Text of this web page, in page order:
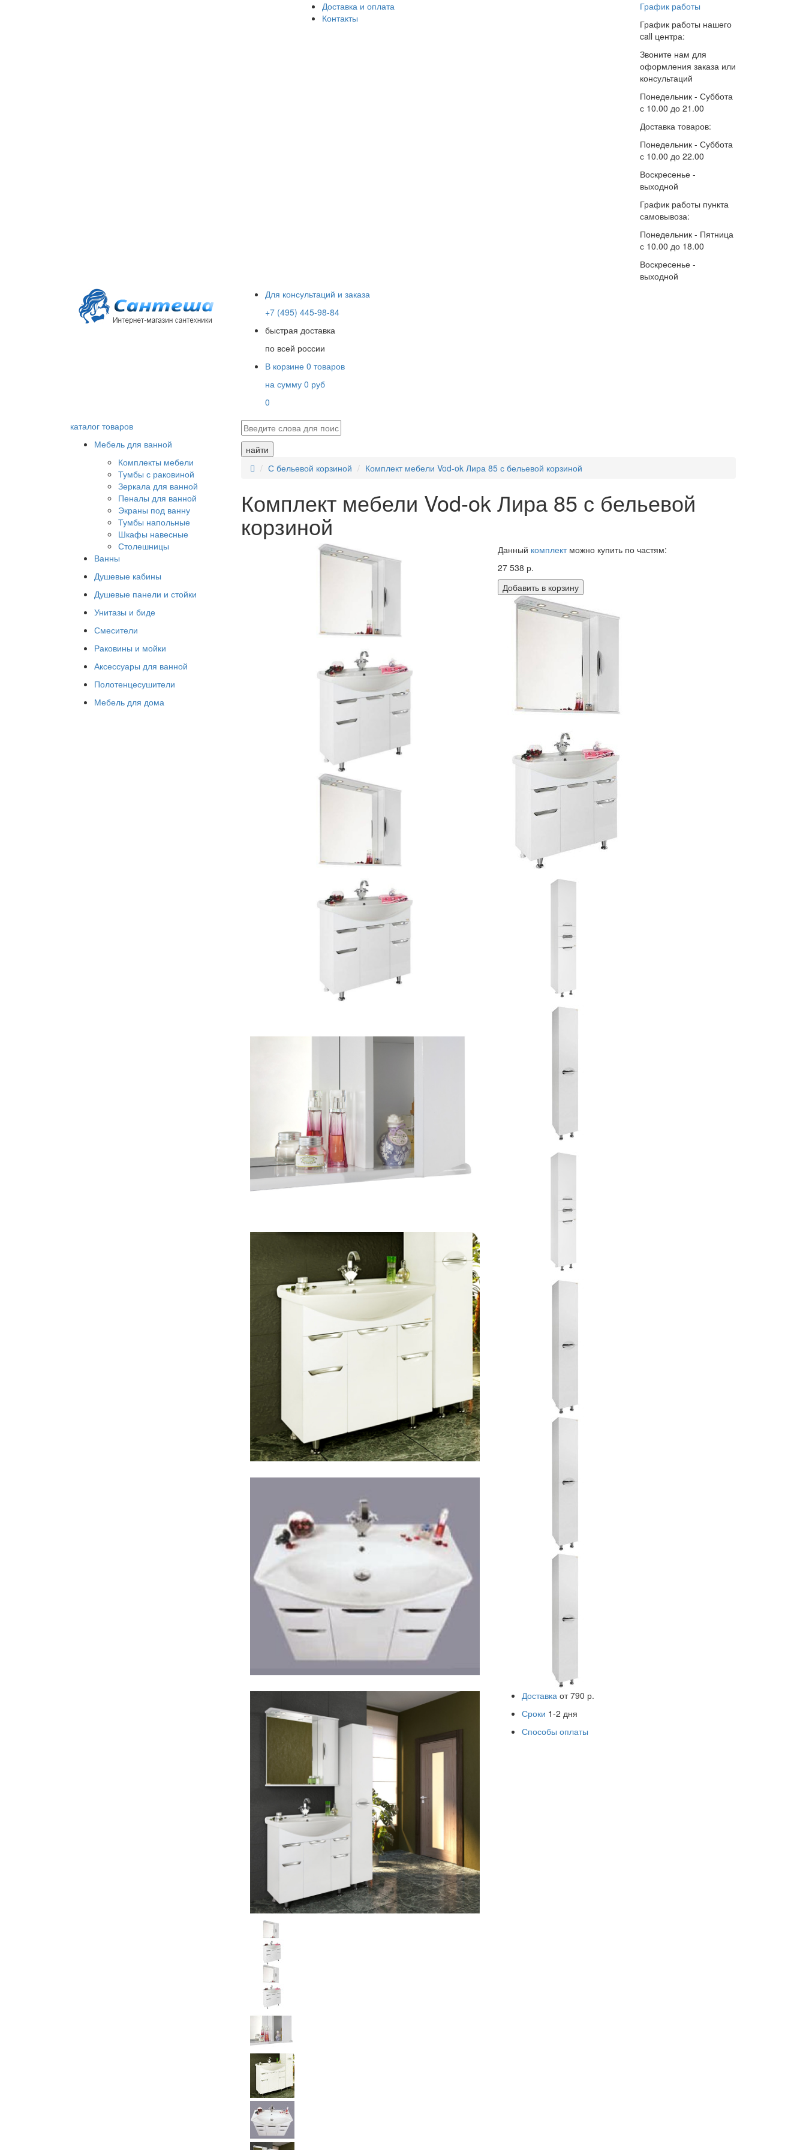
Доставка и оплата
Контакты
График работы
График работы нашего
call центра:
Звоните нам для
оформления заказа или
консультаций
Понедельник - Суббота
с 10.00 до 21.00
Доставка товаров:
Понедельник - Суббота
с 10.00 до 22.00
Воскресенье -
выходной
График работы пункта
самовывоза:
Понедельник - Пятница
с 10.00 до 18.00
Воскресенье -
выходной
Для консультаций и заказа
+7 (495) 445-98-84
быстрая доставка
по всей россии
В корзине 0 товаров
на сумму 0 руб
0
каталог товаров
Мебель для ванной
Комплекты мебели
Тумбы с раковиной
Зеркала для ванной
Пеналы для ванной
Экраны под ванну
Тумбы напольные
Шкафы навесные
Столешницы
Ванны
Душевые кабины
Душевые панели и стойки
Унитазы и биде
Смесители
Раковины и мойки
Аксессуары для ванной
Полотенцесушители
Мебель для дома
найти
С бельевой корзиной
Комплект мебели Vod-ok Лира 85 с бельевой корзиной
Комплект мебели Vod-ok Лира 85 с бельевой
корзиной
Данный комплектможно купить по частям:
27 538 р.
Добавить вкорзину
Зеркало-шкаф Vod-ok Лира 85
Цена:7 178 р.
Тумба с раковиной Vod-ok Лира 85 с
Пенал для ванной Vod-ok Лира 30
Габариты (ШхВхГ):300х1930х350
Габариты (ШхВхГ):
Габариты (ШхВхГ):
Пенал для ванной Vod-ok Лира-2 30 с
Доставкаот 790 р.
Сроки 1-2 дня
Способы оплаты